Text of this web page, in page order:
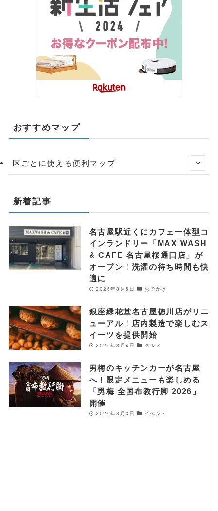
おすすめマップ
区ごとに使える便利マップ
新着記事
名古屋駅近くにカフェ一体型コ
インランドリー「MAX WASH
& CAFE 名古屋桜通口店」が
オープン！洗濯の待ち時間も快
適に
2026年8月5日 おでかけ
銀座緑花堂名古屋徳川店がリニ
ューアル！店内製造で楽しむス
イーツを提供開始
2026年8月4日 グルメ
男梅のキッチンカーが名古屋
へ！限定メニューも楽しめる
「男梅 全国布教行脚 2026」
開催
2026年8月3日 イベント